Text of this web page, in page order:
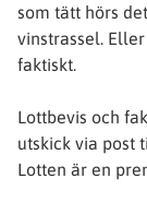
som tätt hörs
vinstrassel.
faktiskt.
Lottbevis och
utskick via post
Lotten är en